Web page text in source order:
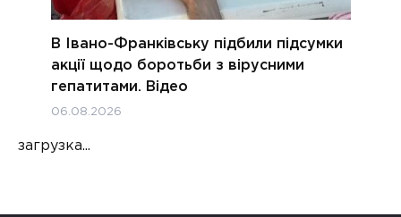
В Івано-Франківську підбили підсумки
акції щодо боротьби з вірусними
гепатитами. Відео
06.08.2026
загрузка...